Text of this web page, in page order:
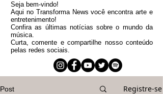
Seja bem-vindo!
Aqui no Transforma News você encontra arte e
entretenimento!
Confira as últimas notícias sobre o mundo da
música.
Curta, comente e compartilhe nosso conteúdo
pelas redes sociais.
Post Registre-se